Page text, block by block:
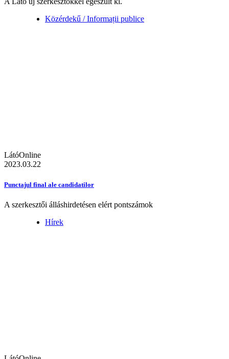
Közérdekű / Informații publice
LátóOnline
2023.03.22
Punctajul final ale candidatilor
A szerkesztői álláshirdetésen elért pontszámok
Hírek